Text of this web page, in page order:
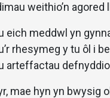
weithio’n agored
eich meddwl yn
rhesymeg y tu ôl i
arteffactau
mae hyn yn bwysig